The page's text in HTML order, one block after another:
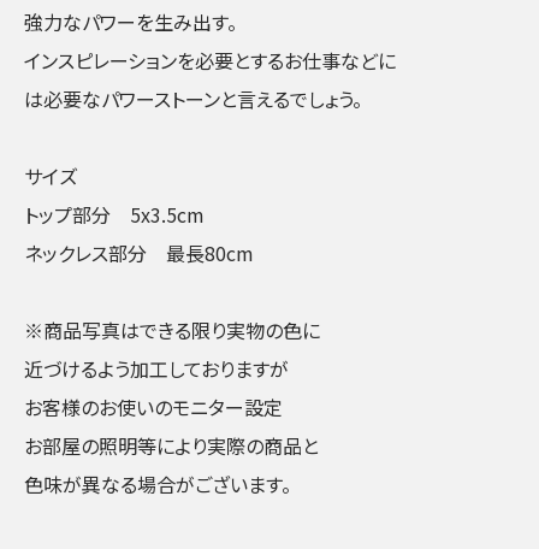
強力なパワーを生み出す。
インスピレーションを必要とするお仕事などに
は必要なパワーストーンと言えるでしょう。
サイズ
トップ部分 5x3.5cm
ネックレス部分 最長80cm
※商品写真はできる限り実物の色に
近づけるよう加工しておりますが
お客様のお使いのモニター設定
お部屋の照明等により実際の商品と
色味が異なる場合がございます。